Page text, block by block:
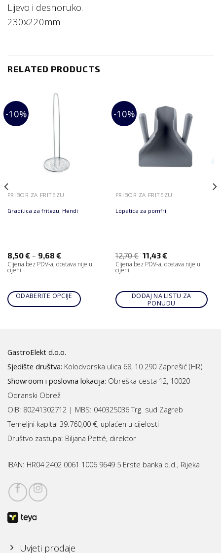
Lijevo i desnoruko.
230x220mm
RELATED PRODUCTS
-10%
PRIBOR ZA FRITEZU
Grabilica za fritezu, Hendi
8,50€– 9,68 €
Cijena bez PDV-a, dostava nije u
cijeni
ODABERITE OPCIJE
-10%
PRIBOR ZA FRITEZU
Lopatica za pomfri
12,70€ 11,43€
Cijena bez PDV-a, dostava nije u
cijeni
DODAJ NA LISTU ZA
PONUDU
GastroElekt d.o.o.
Sjedište društva: Kolodvorska ulica 68, 10.290 Zaprešić (HR)
Showroom i poslovna lokacija: Obreška cesta 12, 10020
Odranski Obrež
OIB: 80241302712 | MBS: 040325036 Trg. sud Zagreb
Temeljni kapital 39.760,00 €, uplaćen u cijelosti
Društvo zastupa: Biljana Petté, direktor
IBAN: HR04 2402 0061 1006 9649 5 Erste banka d.d., Rijeka
Uvjeti prodaje